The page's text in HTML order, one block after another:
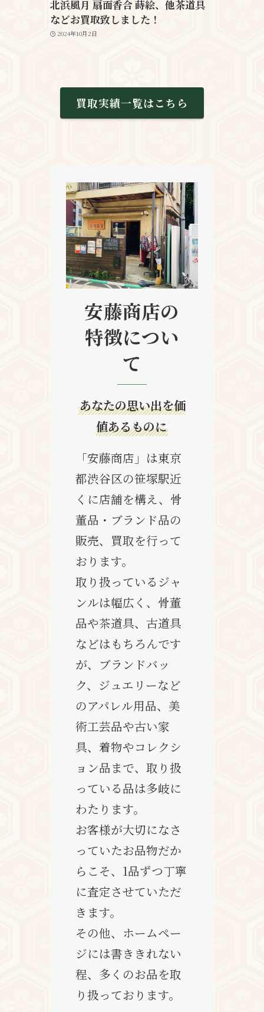
北浜風月 扇面香合 蒔絵、他茶道具
などお買取致しました！
2024年10月2日
買取実績一覧はこちら
安藤商店の
特徴につい
て
あなたの思い出を価
値あるものに
「安藤商店」は東京
都渋谷区の笹塚駅近
くに店舗を構え、骨
董品・ブランド品の
販売、買取を行って
おります。
取り扱っているジャ
ンルは幅広く、骨董
品や茶道具、古道具
などはもちろんです
が、ブランドバッ
ク、ジュエリーなど
のアパレル用品、美
術工芸品や古い家
具、着物やコレクシ
ョン品まで、取り扱
っている品は多岐に
わたります。
お客様が大切になさ
っていたお品物だか
らこそ、1品ずつ丁寧
に査定させていただ
きます。
その他、ホームペー
ジには書ききれない
程、多くのお品を取
り扱っております。